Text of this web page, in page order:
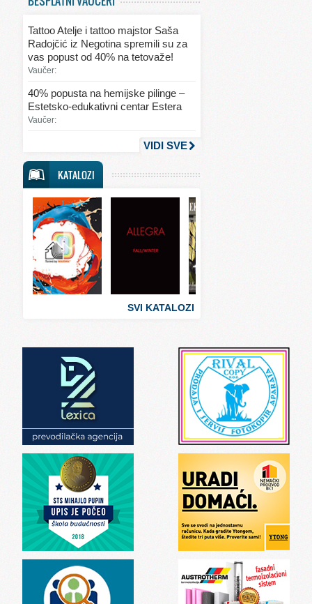
Svet kulinarstva
Svet lepote
Svet mode
Svet sporta
Svet tehnike
Svet ugostiteljstva
Svet zabave i umetnosti
Svet zanimljivosti
Svet zdravlja
Tattoo Atelje i tattoo majstor Saša
Radojčić iz Negotina spremili su za
vas popust od 40% na tetovaže!
Vaučer:
40% popusta na hemijske pilinge –
Estetsko-edukativni centar Estera
Vaučer:
VIDI SVE
KATALOZI
SVI KATALOZI